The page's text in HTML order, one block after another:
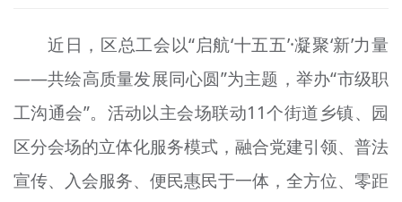
未成年人思想道德建设
榜样人物
+
身边好人
文明评论
近日，区总工会以“启航‘十五五’·凝聚‘新’力量
——共绘高质量发展同心圆”为主题，举办“市级职
工沟通会”。活动以主会场联动11个街道乡镇、园
区分会场的立体化服务模式，融合党建引领、普法
宣传、入会服务、便民惠民于一体，全方位、零距